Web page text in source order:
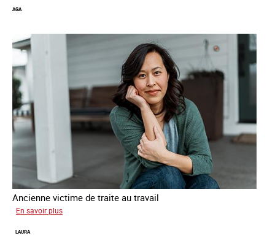
AGA
Ancienne victime de traite au travail
En savoir plus
LAURA